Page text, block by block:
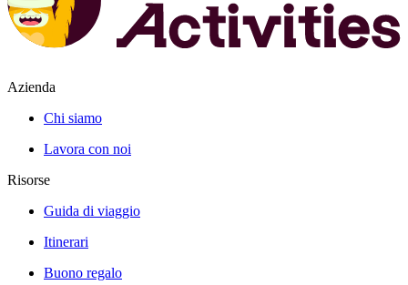
Azienda
Chi siamo
Lavora con noi
Risorse
Guida di viaggio
Itinerari
Buono regalo